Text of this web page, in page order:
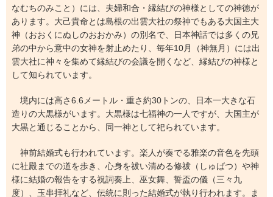
なむちのみこと）には、夫婦和合・縁結びの神様としての神徳が
あります。大己貴命とは島根の出雲大社の祭神でもある大国主大
神（おおくにぬしのおおかみ）の別名で、日本神話では多くの兄
弟の中から意中の女神を射止めたり、毎年10月（神無月）には出
雲大社に神々を集めて縁結びの会議を開くなど、縁結びの神様と
して知られています。
境内には高さ6.6メートル・重さ約30トンの、日本一大きな石
造りの大黒様がいます。大黒様は七福神の一人ですが、大国主が
大黒と通じることから、同一神として祀られています。
神前結婚式も行われています。楽人が奏でる雅楽の音色を先頭
に社殿までの道を歩き、心身を祓い清める修祓（しゅばつ）や神
様に結婚の報告をする祝詞奏上、巫女舞、誓盃の儀（三々九
度）、玉串拝礼など、伝統に則った結婚式が執り行われます。ま